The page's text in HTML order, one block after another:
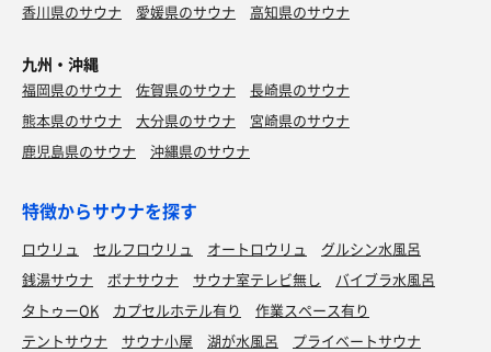
香川県のサウナ
愛媛県のサウナ 高知県のサウナ
九州・沖縄
福岡県のサウナ 佐賀県のサウナ
長崎県のサウナ
熊本県のサウナ
大分県のサウナ
宮崎県のサウナ
鹿児島県のサウナ
沖縄県のサウナ
特徴からサウナを探す
ロウリュ セルフロウリュ オートロウリュ
グルシン水風呂
銭湯サウナ
ボナサウナ サウナ室テレビ無し
バイブラ水風呂
タトゥーOK
カプセルホテル有り
作業スペース有り
テントサウナ
サウナ小屋 湖が水風呂 プライベートサウナ